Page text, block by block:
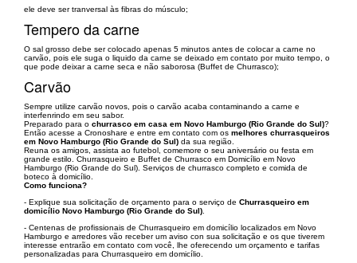
ele deve ser tranversal às fibras do músculo;
Tempero da carne
O sal grosso debe ser colocado apenas 5 minutos antes de colocar a carne no
carvão, pois ele suga o liquido da carne se deixado em contato por muito tempo, o
que pode deixar a carne seca e não saborosa (Buffet de Churrasco);
Carvão
Sempre utilize carvão novos, pois o carvão acaba contaminando a carne e
interfenrindo em seu sabor.
Preparado para o churrasco em casa em Novo Hamburgo (Rio Grande do Sul)?
Então acesse a Cronoshare e entre em contato com os melhores churrasqueiros
em Novo Hamburgo (Rio Grande do Sul) da sua região.
Reuna os amigos, assista ao futebol, comemore o seu aniversário ou festa em
grande estilo. Churrasqueiro e Buffet de Churrasco em Domicílio em Novo
Hamburgo (Rio Grande do Sul). Serviços de churrasco completo e comida de
boteco à domicílio.
Como funciona?
- Explique sua solicitação de orçamento para o serviço de Churrasqueiro em
domicílio Novo Hamburgo (Rio Grande do Sul)
- Centenas de profissionais de Churrasqueiro em domicílio localizados em Novo
Hamburgo e arredores vão receber um aviso con sua solicitação e os que tiverem
interesse entrarão em contato com você, lhe oferecendo um orçamento e tarifas
personalizadas para Churrasqueiro em domicílio.